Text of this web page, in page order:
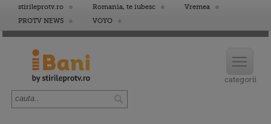
stirileprotv.ro Romania, te iubesc
Vremea
PROTV NEWS
VOYO